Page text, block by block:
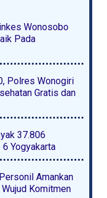
Wonosobo
Pada
Polres Wonogiri
Gratis dan
37.806
6 Yogyakarta
Amankan
Wujud Komitmen